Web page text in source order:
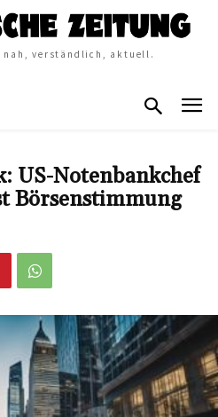
nah, verständlich, aktuell.
US-Notenbankchef
Börsenstimmung